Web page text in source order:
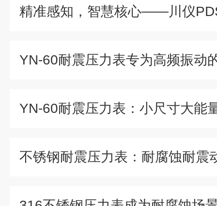
YN-60耐震压力表专为高频振动